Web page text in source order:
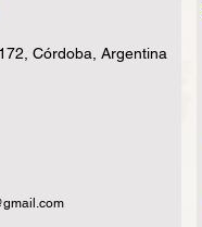
Córdoba, Argentina